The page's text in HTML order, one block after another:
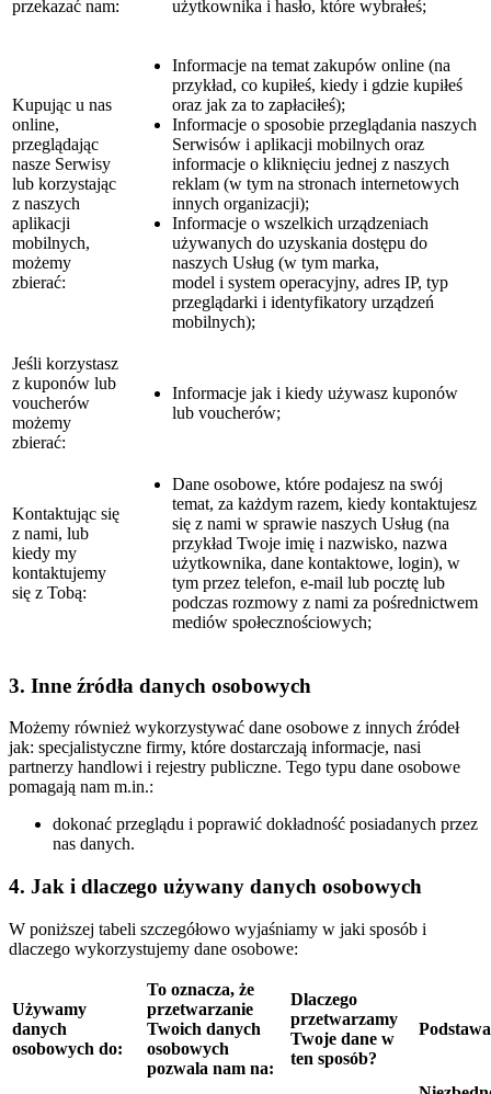
przekazać nam:
użytkownika i hasło, które wybrałeś;
Kupując u nas
online,
przeglądając
nasze Serwisy
lub korzystając
z naszych
aplikacji
mobilnych,
możemy
zbierać:
Informacje na temat zakupów online (na
przykład, co kupiłeś, kiedy i gdzie kupiłeś
oraz jak za to zapłaciłeś);
Informacje o sposobie przeglądania naszych
Serwisów i aplikacji mobilnych oraz
informacje o kliknięciu jednej z naszych
reklam (w tym na stronach internetowych
innych organizacji);
Informacje o wszelkich urządzeniach
używanych do uzyskania dostępu do
naszych Usług (w tym marka,
model i system operacyjny, adres IP, typ
przeglądarki i identyfikatory urządzeń
mobilnych);
Jeśli korzystasz
z kuponów lub
voucherów
możemy
zbierać:
Informacje jak i kiedy używasz kuponów
lub voucherów;
Kontaktując się
z nami, lub
kiedy my
kontaktujemy
się z Tobą:
Dane osobowe, które podajesz na swój
temat, za każdym razem, kiedy kontaktujesz
się z nami w sprawie naszych Usług (na
przykład Twoje imię i nazwisko, nazwa
użytkownika, dane kontaktowe, login), w
tym przez telefon, e-mail lub pocztę lub
podczas rozmowy z nami za pośrednictwem
mediów społecznościowych;
3. Inne źródła danych osobowych
Możemy również wykorzystywać dane osobowe z innych źródeł
jak: specjalistyczne firmy, które dostarczają informacje, nasi
partnerzy handlowi i rejestry publiczne. Tego typu dane osobowe
pomagają nam m.in.:
dokonać przeglądu i poprawić dokładność posiadanych przez
nas danych.
4. Jak i dlaczego używany danych osobowych
W poniższej tabeli szczegółowo wyjaśniamy w jaki sposób i
dlaczego wykorzystujemy dane osobowe:
Używamy
danych
osobowych do:
To oznacza, że
przetwarzanie
Twoich danych
osobowych
pozwala nam na:
Dlaczego
przetwarzamy
Twoje dane w
ten sposób?